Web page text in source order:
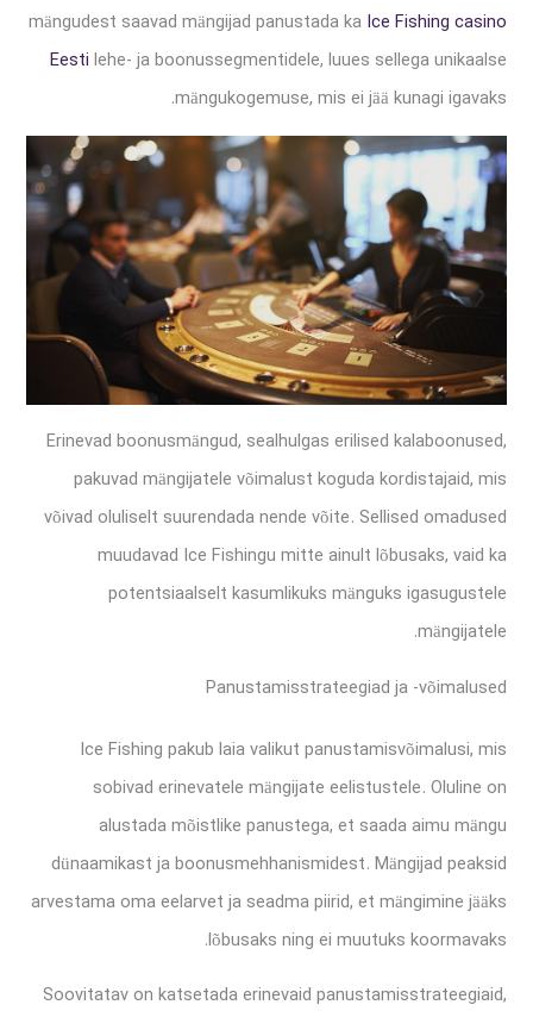
mängudest saavad mängijad panustada ka Ice Fishing casino
Eesti lehe- ja boonussegmentidele, luues sellega unikaalse
mängukogemuse, mis ei jää kunagi igavaks.
Erinevad boonusmängud, sealhulgas erilised kalaboonused,
pakuvad mängijatele võimalust koguda kordistajaid, mis
võivad oluliselt suurendada nende võite. Sellised omadused
muudavad Ice Fishingu mitte ainult lõbusaks, vaid ka
potentsiaalselt kasumlikuks mänguks igasugustele
mängijatele.
Panustamisstrateegiad ja -võimalused
Ice Fishing pakub laia valikut panustamisvõimalusi, mis
sobivad erinevatele mängijate eelistustele. Oluline on
alustada mõistlike panustega, et saada aimu mängu
dünaamikast ja boonusmehhanismidest. Mängijad peaksid
arvestama oma eelarvet ja seadma piirid, et mängimine jääks
lõbusaks ning ei muutuks koormavaks.
Soovitatav on katsetada erinevaid panustamisstrateegiaid,